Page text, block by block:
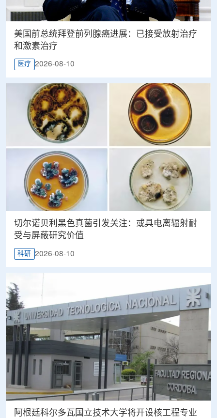
美国前总统拜登前列腺癌进展：已接受放射治疗
和激素治疗
医疗 2026-08-10
切尔诺贝利黑色真菌引发关注：或具电离辐射耐
受与屏蔽研究价值
科研 2026-08-10
阿根廷科尔多瓦国立技术大学将开设核工程专业